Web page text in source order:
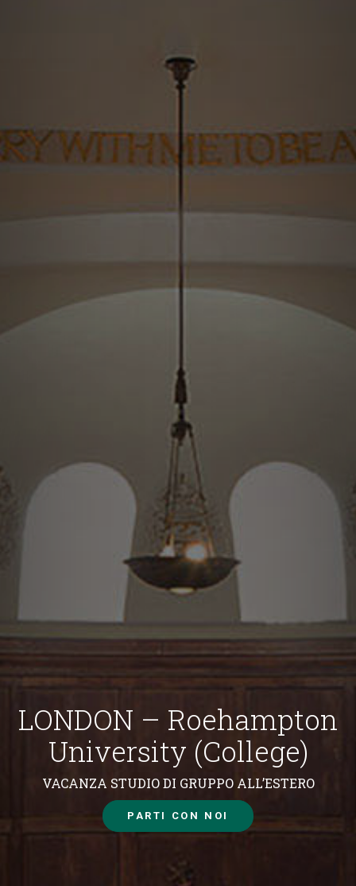
LONDON – Roehampton
University (College)
VACANZA STUDIO DI GRUPPO ALL’ESTERO
PARTI CON NOI